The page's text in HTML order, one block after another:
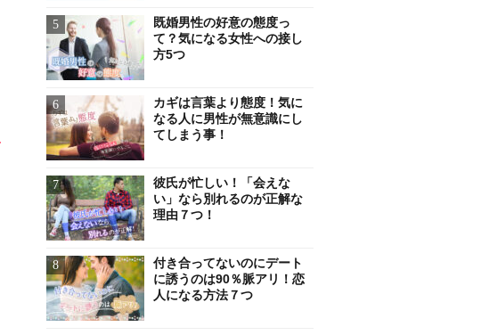
既婚男性の好意の態度っ
て？気になる女性への接し
方5つ
カギは言葉より態度！気に
なる人に男性が無意識にし
てしまう事！
彼氏が忙しい！「会えな
い」なら別れるのが正解な
理由７つ！
付き合ってないのにデート
に誘うのは90％脈アリ！恋
人になる方法７つ